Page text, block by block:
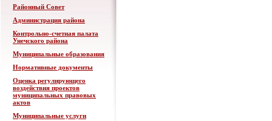
Районный Совет
Администрация района
Контрольно-счетная палата
Унечского района
Муниципальные образования
Нормативные документы
Оценка регулирующего
воздействия проектов
муниципальных правовых
актов
Муниципальные услуги